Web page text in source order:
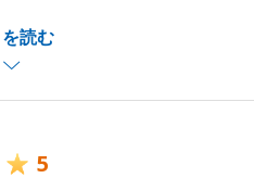
読む
とがございましたら、是
きればと思っております。
たします。
5